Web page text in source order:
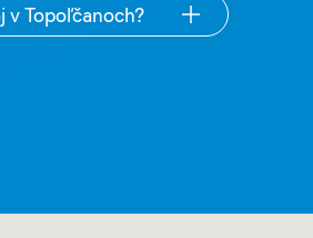
v Topoľčanoch?